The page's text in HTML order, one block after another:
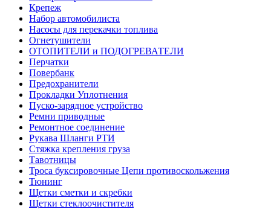
Крепеж
Набор автомобилиста
Насосы для перекачки топлива
Огнетушители
ОТОПИТЕЛИ и ПОДОГРЕВАТЕЛИ
Перчатки
Повербанк
Предохранители
Прокладки Уплотнения
Пуско-зарядное устройство
Ремни приводные
Ремонтное соединение
Рукава Шланги РТИ
Стяжка крепления груза
Тавотницы
Троса буксировочные Цепи противоскольжения
Тюнинг
Щетки сметки и скребки
Щетки стеклоочистителя